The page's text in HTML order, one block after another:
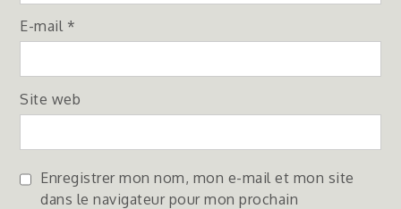
E-mail *
Site web
Enregistrer mon nom, mon e-mail et mon site
dans le navigateur pour mon prochain